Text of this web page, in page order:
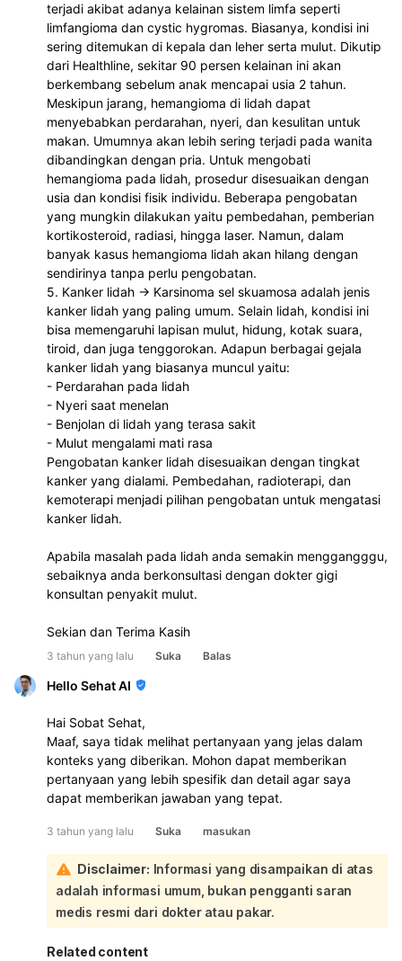
terjadi akibat adanya kelainan sistem limfa seperti
limfangioma dan cystic hygromas. Biasanya, kondisi ini
sering ditemukan di kepala dan leher serta mulut. Dikutip
dari Healthline, sekitar 90 persen kelainan ini akan
berkembang sebelum anak mencapai usia 2 tahun.
Meskipun jarang, hemangioma di lidah dapat
menyebabkan perdarahan, nyeri, dan kesulitan untuk
makan. Umumnya akan lebih sering terjadi pada wanita
dibandingkan dengan pria. Untuk mengobati
hemangioma pada lidah, prosedur disesuaikan dengan
usia dan kondisi fisik individu. Beberapa pengobatan
yang mungkin dilakukan yaitu pembedahan, pemberian
kortikosteroid, radiasi, hingga laser. Namun, dalam
banyak kasus hemangioma lidah akan hilang dengan
sendirinya tanpa perlu pengobatan.
5. Kanker lidah -> Karsinoma sel skuamosa adalah jenis
kanker lidah yang paling umum. Selain lidah, kondisi ini
bisa memengaruhi lapisan mulut, hidung, kotak suara,
tiroid, dan juga tenggorokan. Adapun berbagai gejala
kanker lidah yang biasanya muncul yaitu:
- Perdarahan pada lidah
- Nyeri saat menelan
- Benjolan di lidah yang terasa sakit
- Mulut mengalami mati rasa
Pengobatan kanker lidah disesuaikan dengan tingkat
kanker yang dialami. Pembedahan, radioterapi, dan
kemoterapi menjadi pilihan pengobatan untuk mengatasi
kanker lidah.
Apabila masalah pada lidah anda semakin menggangggu,
sebaiknya anda berkonsultasi dengan dokter gigi
konsultan penyakit mulut.
Sekian dan Terima Kasih
3 tahun yang lalu Suka Balas
Hello Sehat AI
Hai Sobat Sehat,
Maaf, saya tidak melihat pertanyaan yang jelas dalam
konteks yang diberikan. Mohon dapat memberikan
pertanyaan yang lebih spesifik dan detail agar saya
dapat memberikan jawaban yang tepat.
3 tahun yang lalu Suka masukan
Disclaimer: Informasi yang disampaikan di atas
adalah informasi umum, bukan pengganti saran
medis resmi dari dokter atau pakar.
Related content